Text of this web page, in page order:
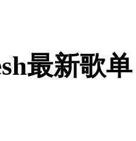
最新歌单